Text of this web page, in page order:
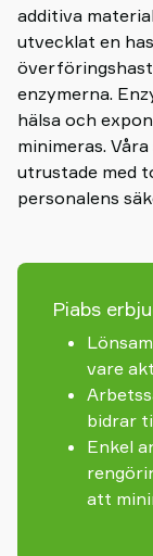
additiva
utvecklat en
enzymerna.
hälsa och
minimeras.
utrustade med
personalens
Piabs
vare
bidrar
Enkel
att